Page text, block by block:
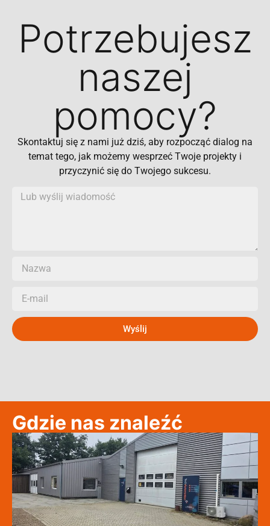
Potrzebujesz
naszej
pomocy?
Skontaktuj się z nami już dziś, aby rozpocząć dialog na
temat tego, jak możemy wesprzeć Twoje projekty i
przyczynić się do Twojego sukcesu.
Wyślij
Gdzie nas znaleźć